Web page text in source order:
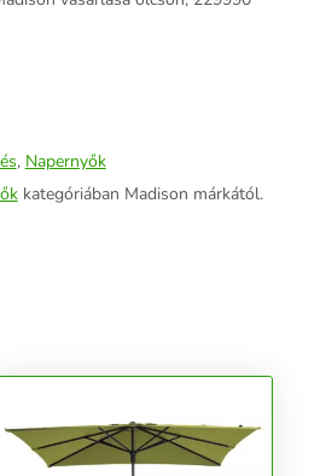
, Napernyők
kategóriában Madison márkától.